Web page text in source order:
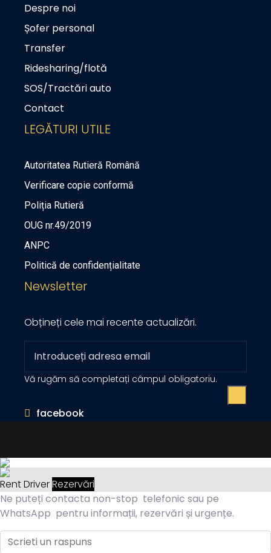
Despre noi
Șofer personal
Transfer
Ridesharing/flotă
SOS/Tractări auto
Contact
LEGĂTURI UTILE
Autoritatea Rutieră Română
Verificare copie conformă
Poliția Rutieră
OUG nr.49/2019
ANPC
Politică de confidențialitate
Newsletter
Obțineți cele mai recente actualizări.
Vă rugăm să completați câmpul obligatoriu.
facebook
Rent DriverRezervări
Ne puteți contacta non-stop telefonic sau pe
WhatsApp pentru informații, rezervări și urgențe.